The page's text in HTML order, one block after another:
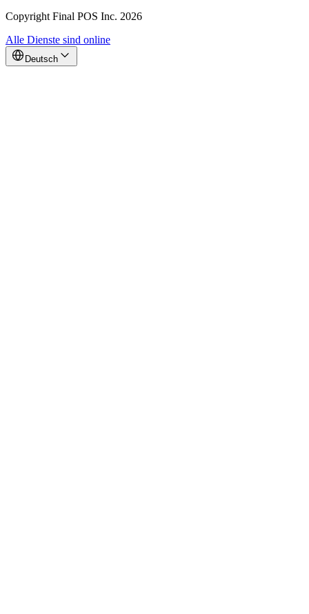
Copyright Final POS Inc. 2026
Alle Dienste sind online
Deutsch